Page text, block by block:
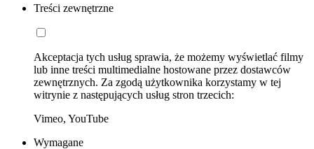
Treści zewnętrzne
Akceptacja tych usług sprawia, że możemy wyświetlać filmy
lub inne treści multimedialne hostowane przez dostawców
zewnętrznych. Za zgodą użytkownika korzystamy w tej
witrynie z następujących usług stron trzecich:
Vimeo, YouTube
Wymagane